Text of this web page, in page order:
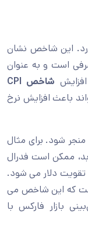
این شاخص نشان
است و به عنوان
شاخص CPI
باعث افزایش نرخ
منجر شود. برای مثال
ممکن است فدرال
تقویت دلار می شود.
که این شاخص می
بازار فارکس با